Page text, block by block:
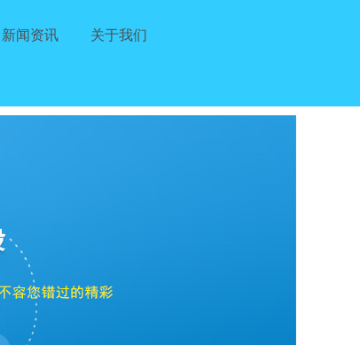
新闻资讯 关于我们